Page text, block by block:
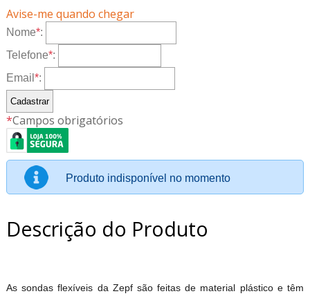
Avise-me quando chegar
Nome*:
Telefone*:
Email *:
*Campos obrigatórios
Produto indisponível no momento
Descrição do Produto
As sondas flexíveis da Zepf são feitas de material plástico e têm